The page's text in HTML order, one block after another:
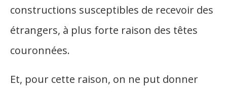
constructions susceptibles de recevoir des
étrangers, à plus forte raison des têtes
couronnées.
Et, pour cette raison, on ne put donner